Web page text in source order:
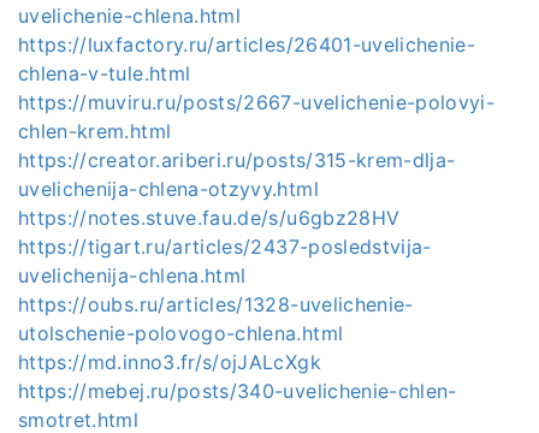
uvelichenie-chlena.html
https://luxfactory.ru/articles/26401-uvelichenie-
chlena-v-tule.html
https://muviru.ru/posts/2667-uvelichenie-polovyi-
chlen-krem.html
https://creator.ariberi.ru/posts/315-krem-dlja-
uvelichenija-chlena-otzyvy.html
https://notes.stuve.fau.de/s/u6gbz28HV
https://tigart.ru/articles/2437-posledstvija-
uvelichenija-chlena.html
https://oubs.ru/articles/1328-uvelichenie-
utolschenie-polovogo-chlena.html
https://md.inno3.fr/s/ojJALcXgk
https://mebej.ru/posts/340-uvelichenie-chlen-
smotret.html